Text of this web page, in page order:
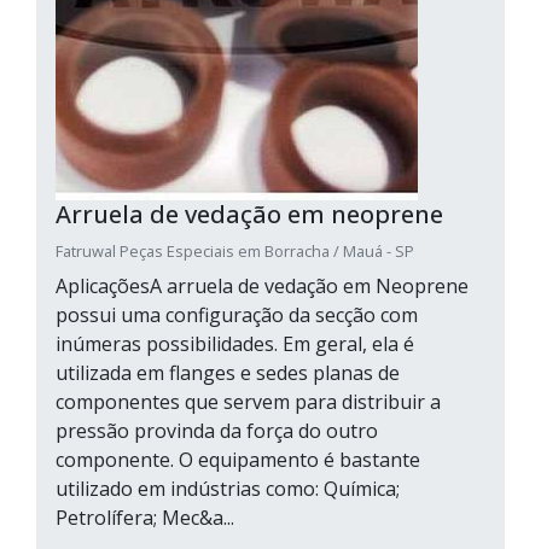
Arruela de vedação em neoprene
Fatruwal Peças Especiais em Borracha / Mauá - SP
AplicaçõesA arruela de vedação em Neoprene
possui uma configuração da secção com
inúmeras possibilidades. Em geral, ela é
utilizada em flanges e sedes planas de
componentes que servem para distribuir a
pressão provinda da força do outro
componente. O equipamento é bastante
utilizado em indústrias como: Química;
Petrolífera; Mec&a...